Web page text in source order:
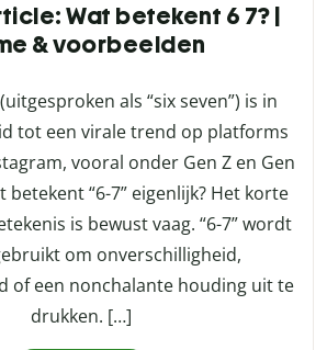
Wat betekent 6 7? |
& voorbeelden
als “six seven”) is in
tot een virale trend op platforms
vooral onder Gen Z en Gen
betekent “6-7” eigenlijk? Het korte
is bewust vaag. “6-7” wordt
om onverschilligheid,
of een nonchalante houding uit te
drukken. […]